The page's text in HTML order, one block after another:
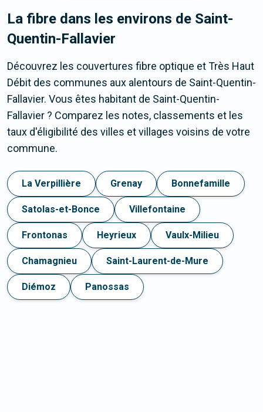
La fibre dans les environs de Saint-
Quentin-Fallavier
Découvrez les couvertures fibre optique et Très Haut
Débit des communes aux alentours de Saint-Quentin-
Fallavier. Vous êtes habitant de Saint-Quentin-
Fallavier ? Comparez les notes, classements et les
taux d'éligibilité des villes et villages voisins de votre
commune.
La Verpillière Grenay Bonnefamille
Satolas-et-Bonce Villefontaine
Frontonas Heyrieux Vaulx-Milieu
Chamagnieu Saint-Laurent-de-Mure
Diémoz Panossas